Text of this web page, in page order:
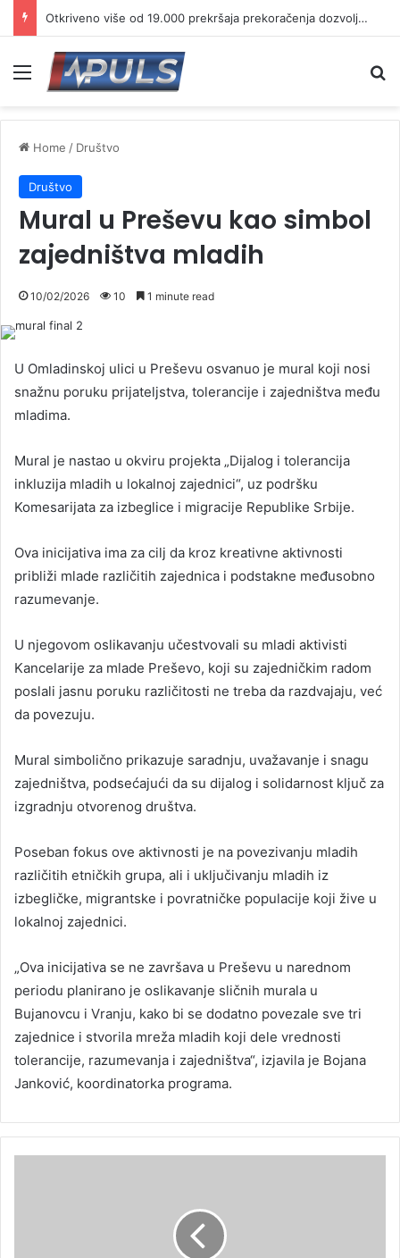
Otkriveno više od 19.000 prekršaja prekoračenja dozvoljene brzine
Menu
Home / Društvo
Društvo
Mural u Preševu kao simbol
zajedništva mladih
10/02/2026 10 1 minute read
U Omladinskoj ulici u Preševu osvanuo je mural koji nosi
snažnu poruku prijateljstva, tolerancije i zajedništva među
mladima.
Mural je nastao u okviru projekta „Dijalog i tolerancija
inkluzija mladih u lokalnoj zajednici“, uz podršku
Komesarijata za izbeglice i migracije Republike Srbije.
Ova inicijativa ima za cilj da kroz kreativne aktivnosti
približi mlade različitih zajednica i podstakne međusobno
razumevanje.
U njegovom oslikavanju učestvovali su mladi aktivisti
Kancelarije za mlade Preševo, koji su zajedničkim radom
poslali jasnu poruku različitosti ne treba da razdvajaju, već
da povezuju.
Mural simbolično prikazuje saradnju, uvažavanje i snagu
zajedništva, podsećajući da su dijalog i solidarnost ključ za
izgradnju otvorenog društva.
Poseban fokus ove aktivnosti je na povezivanju mladih
različitih etničkih grupa, ali i uključivanju mladih iz
izbegličke, migrantske i povratničke populacije koji žive u
lokalnoj zajednici.
„Ova inicijativa se ne završava u Preševu u narednom
periodu planirano je oslikavanje sličnih murala u
Bujanovcu i Vranju, kako bi se dodatno povezale sve tri
zajednice i stvorila mreža mladih koji dele vrednosti
tolerancije, razumevanja i zajedništva“, izjavila je Bojana
Janković, koordinatorka programa.